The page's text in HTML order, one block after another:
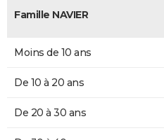
Famille NAVIER
Moins de 10 ans
De 10 à 20 ans
De 20 à 30 ans